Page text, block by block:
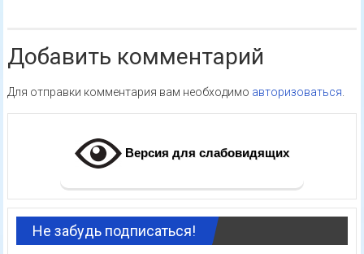
Добавить комментарий
Для отправки комментария вам необходимо авторизоваться
Версия для слабовидящих
Не забудь подписаться!